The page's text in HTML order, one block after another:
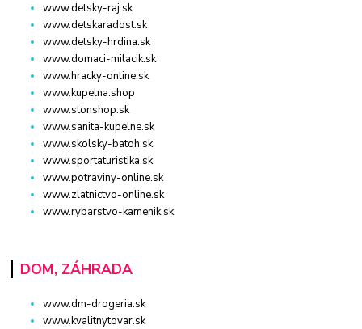
www.detsky-raj.sk
www.detskaradost.sk
www.detsky-hrdina.sk
www.domaci-milacik.sk
www.hracky-online.sk
www.kupelna.shop
www.stonshop.sk
www.sanita-kupelne.sk
www.skolsky-batoh.sk
www.sportaturistika.sk
www.potraviny-online.sk
www.zlatnictvo-online.sk
www.rybarstvo-kamenik.sk
DOM, ZÁHRADA
www.dm-drogeria.sk
www.kvalitnytovar.sk